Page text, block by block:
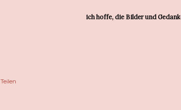
ich hoffe, die Bilder und
Teilen